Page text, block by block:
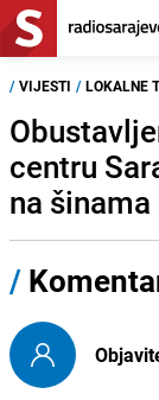
/ VIJESTI / LOKALNE
centru
na
/